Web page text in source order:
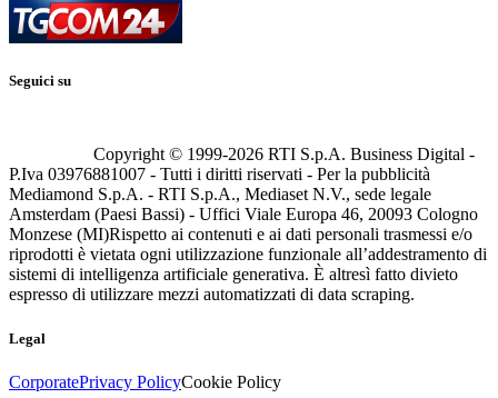
Seguici su
Copyright © 1999-2026 RTI S.p.A. Business Digital -
P.Iva 03976881007 - Tutti i diritti riservati - Per la pubblicità
Mediamond S.p.A. - RTI S.p.A., Mediaset N.V., sede legale
Amsterdam (Paesi Bassi) - Uffici Viale Europa 46, 20093 Cologno
Monzese (MI)Rispetto ai contenuti e ai dati personali trasmessi e/o
riprodotti è vietata ogni utilizzazione funzionale all’addestramento di
sistemi di intelligenza artificiale generativa. È altresì fatto divieto
espresso di utilizzare mezzi automatizzati di data scraping.
Legal
CorporatePrivacy PolicyCookie Policy